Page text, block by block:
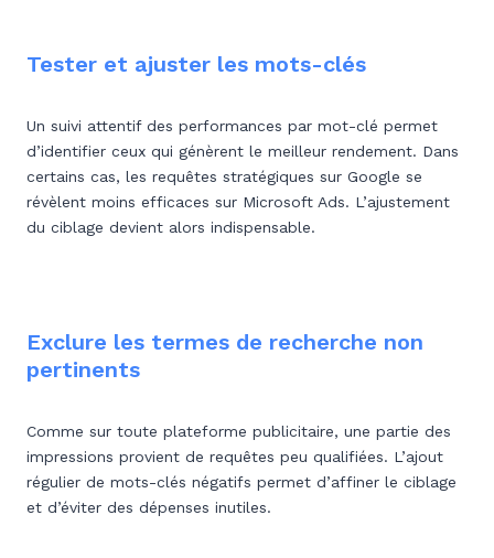
Tester et ajuster les mots-clés
Un suivi attentif des performances par mot-clé permet
d’identifier ceux qui génèrent le meilleur rendement. Dans
certains cas, les requêtes stratégiques sur Google se
révèlent moins efficaces sur Microsoft Ads. L’ajustement
du ciblage devient alors indispensable.
Exclure les termes de recherche non
pertinents
Comme sur toute plateforme publicitaire, une partie des
impressions provient de requêtes peu qualifiées. L’ajout
régulier de mots-clés négatifs permet d’affiner le ciblage
et d’éviter des dépenses inutiles.